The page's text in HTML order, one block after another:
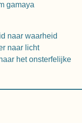
gamaya
naar waarheid
naar licht
het onsterfelijke